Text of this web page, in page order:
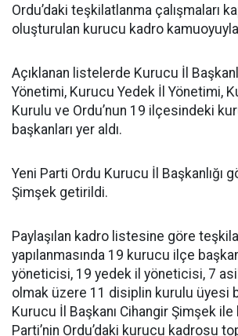
Ordu’daki teşkilatlanma çalışmaları
oluşturulan kurucu kadro kamuoyuyla
Açıklanan listelerde Kurucu İl
Yönetimi, Kurucu Yedek İl Yönetimi,
Kurulu ve Ordu’nun 19 ilçesindeki
başkanları yer aldı.
Yeni Parti Ordu Kurucu İl Başkanlığı
Şimşek getirildi.
Paylaşılan kadro listesine göre
yapılanmasında 19 kurucu ilçe
yöneticisi, 19 yedek il yöneticisi, 7
olmak üzere 11 disiplin kurulu üyesi
Kurucu İl Başkanı Cihangir Şimşek
Parti’nin Ordu’daki kurucu kadrosu